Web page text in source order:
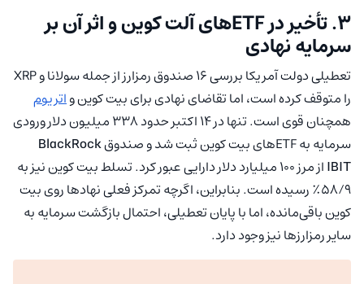
۳. تأخیر در ETFهای آلت کوین و اثر آن بر
سرمایه نهادی
تعطیلی دولت آمریکا بررسی ۱۶ صندوق رمزارز از جمله سولانا و XRP
را متوقف کرده است، اما تقاضای نهادی برای بیت کوین واتریوم
همچنان قوی است. تنها در ۱۴ اکتبر حدود ۳۳۸ میلیون دلار ورودی
سرمایه به ETFهای بیت کوین ثبت شد و صندوق
BlackRock
IBIT
از مرز ۱۰۰ میلیارد دلار دارایی عبور کرد. تسلط بیت کوین نیز به
۵۸/۹٪ رسیده است. بنابراین، اگرچه تمرکز فعلی نهادها روی بیت
کوین باقی‌مانده، اما با پایان تعطیلی، احتمال بازگشت سرمایه به
سایر رمزارزها نیز وجود دارد.